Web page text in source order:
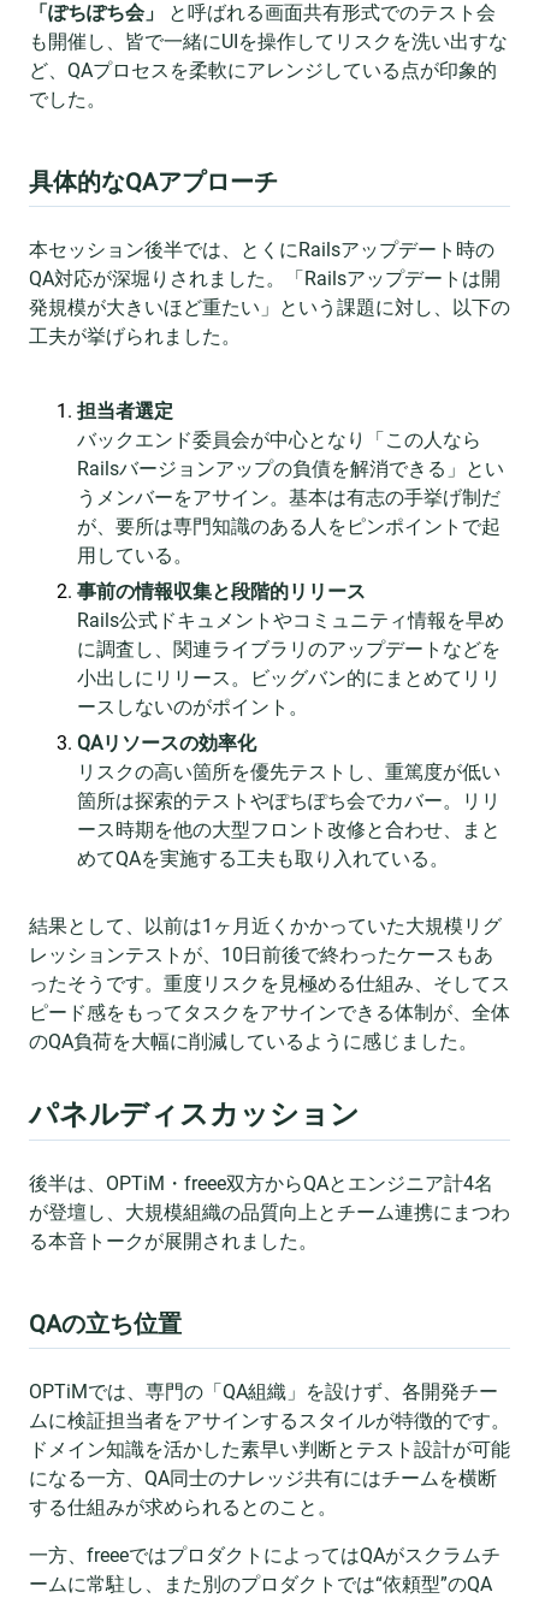
「ぽちぽち会」
と呼ばれる画面共有形式でのテスト会
も開催し、皆で一緒にUIを操作してリスクを洗い出すな
ど、QAプロセスを柔軟にアレンジしている点が印象的
でした。
具体的なQAアプローチ
本セッション後半では、とくにRailsアップデート時の
QA対応が深堀りされました。「Railsアップデートは開
発規模が大きいほど重たい」という課題に対し、以下の
工夫が挙げられました。
担当者選定
バックエンド委員会が中心となり「この人なら
Railsバージョンアップの負債を解消できる」とい
うメンバーをアサイン。基本は有志の手挙げ制だ
が、要所は専門知識のある人をピンポイントで起
用している。
事前の情報収集と段階的リリース
Rails公式ドキュメントやコミュニティ情報を早め
に調査し、関連ライブラリのアップデートなどを
小出しにリリース。ビッグバン的にまとめてリリ
ースしないのがポイント。
QAリソースの効率化
リスクの高い箇所を優先テストし、重篤度が低い
箇所は探索的テストやぽちぽち会でカバー。リリ
ース時期を他の大型フロント改修と合わせ、まと
めてQAを実施する工夫も取り入れている。
結果として、以前は1ヶ月近くかかっていた大規模リグ
レッションテストが、10日前後で終わったケースもあ
ったそうです。重度リスクを見極める仕組み、そしてス
ピード感をもってタスクをアサインできる体制が、全体
のQA負荷を大幅に削減しているように感じました。
パネルディスカッション
後半は、OPTiM・freee双方からQAとエンジニア計4名
が登壇し、大規模組織の品質向上とチーム連携にまつわ
る本音トークが展開されました。
QAの立ち位置
OPTiMでは、専門の「QA組織」を設けず、各開発チー
ムに検証担当者をアサインするスタイルが特徴的です。
ドメイン知識を活かした素早い判断とテスト設計が可能
になる一方、QA同士のナレッジ共有にはチームを横断
する仕組みが求められるとのこと。
一方、freeeではプロダクトによってはQAがスクラムチ
ームに常駐し、また別のプロダクトでは“依頼型”のQA